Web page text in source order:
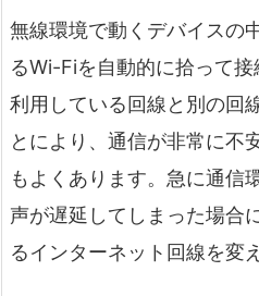
無線環境で動くデバイスの
るWi-Fiを自動的に拾って
利用している回線と別の回
とにより、通信が非常に不
もよくあります。急に通信
声が遅延してしまった場合
るインターネット回線を変